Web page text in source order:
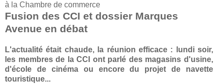
à la Chambre de commerce
Fusion des CCI et dossier Marques
Avenue en débat
L'actualité était chaude, la réunion efficace : lundi soir,
les membres de la CCI ont parlé des magasins d'usine,
d'école de cinéma ou encore du projet de navette
touristique...